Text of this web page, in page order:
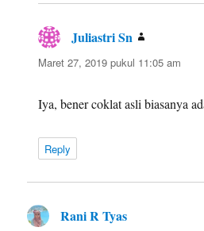
Juliastri Sn
Maret 27, 2019 pukul 11:05 am
Iya, bener coklat asli biasanya
Reply
Rani R Tyas